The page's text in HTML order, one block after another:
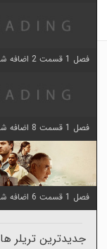
فصل 1 قسمت 2 اضافه شد
فصل 1 قسمت 8 اضافه شد
فصل 1 قسمت 6 اضافه شد
جدیدترین تریلر ها